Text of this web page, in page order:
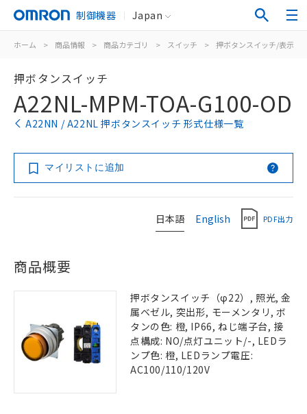
制御機器 Japan
ホーム > 商品情報 > 商品カテゴリ > スイッチ > 押ボタンスイッチ/表示灯
押ボタンスイッチ
A22NL-MPM-TOA-G100-OD
A22NN / A22NL 押ボタンスイッチ 形式仕様一覧
マイリストに追加
日本語 English PDF出力
商品概要
押ボタンスイッチ（φ22）, 照光, 金
属ベゼル, 突出形, モーメンタリ, ボ
タンの色: 橙, IP66, ねじ端子台, 接
点構成: NO/点灯ユニット/-, LEDラ
ンプ色: 橙, LEDランプ電圧:
AC100/110/120V